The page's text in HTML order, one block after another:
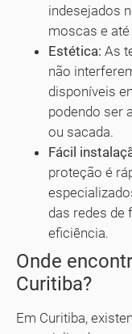
indesejados
moscas e
Estética: As
não
disponíveis
podendo ser
ou sacada.
Fácil
proteção é
das redes de
eficiência.
Onde
Curitiba?
Em Curitiba,